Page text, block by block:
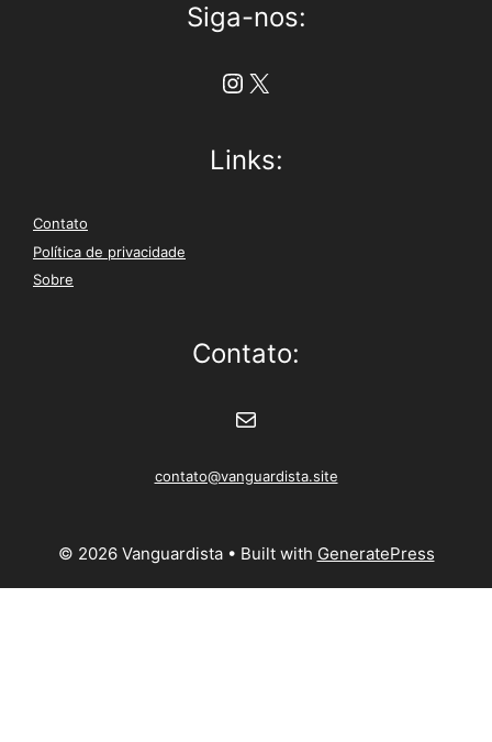
Siga-nos:
Instagram
X
Links:
Contato
Política de privacidade
Sobre
Contato:
E-mail
contato@vanguardista.site
© 2026 Vanguardista• Built with GeneratePress